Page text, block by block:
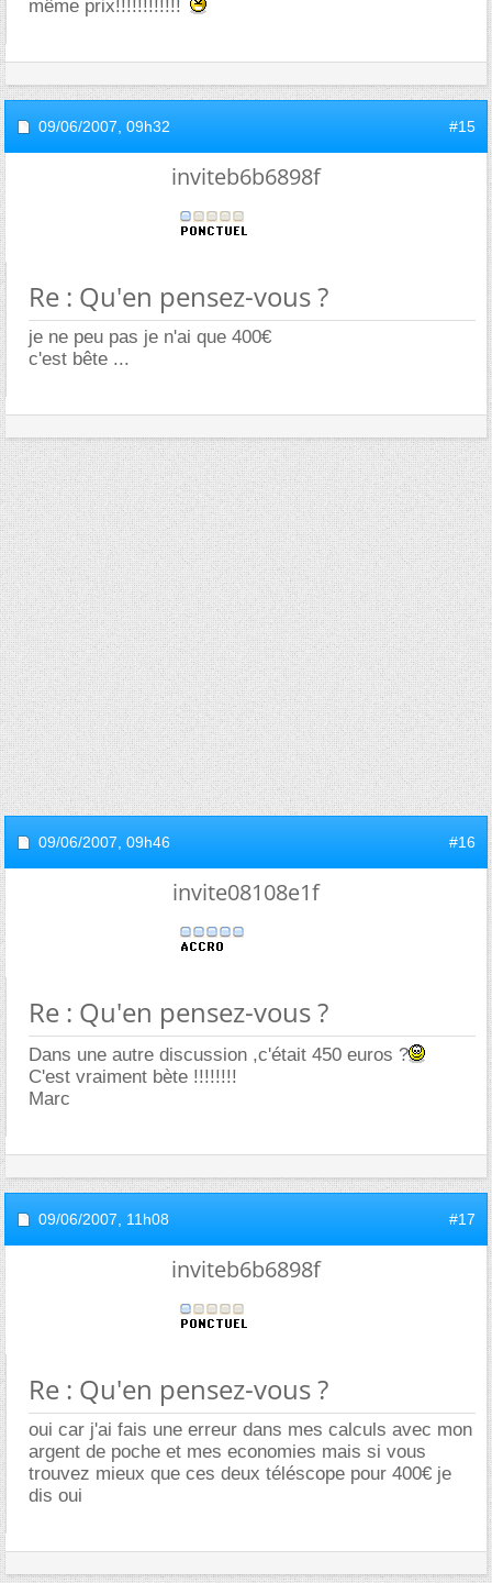
même prix!!!!!!!!!!!!
09/06/2007, 09h32 #15
inviteb6b6898f
Re : Qu'en pensez-vous ?
je ne peu pas je n'ai que 400
c'est bête ...
09/06/2007, 09h46 #16
invite08108e1f
Re : Qu'en pensez-vous ?
Dans une autre discussion ,c'était 450 euros ?
C'est vraiment bète !!!!!!!!
Marc
09/06/2007, 11h08 #17
inviteb6b6898f
Re : Qu'en pensez-vous ?
oui car j'ai fais une erreur dans mes calculs avec mon
argent de poche et mes economies mais si vous
trouvez mieux que ces deux téléscope pour 400€ je
dis oui